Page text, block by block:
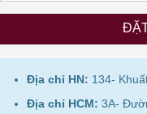
Địa chỉ HN: 134-
Địa chỉ HCM: 3A-